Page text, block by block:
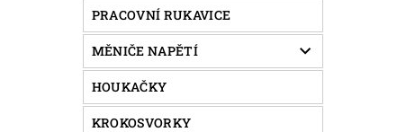
PRACOVNÍ RUKAVICE
MĚNIČE NAPĚTÍ
HOUKAČKY
KROKOSVORKY